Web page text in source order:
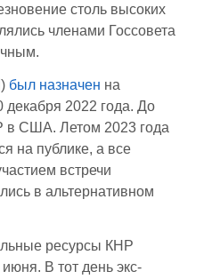
столь высоких
членами Госсовета
был назначен на
2022 года. До
в США. Летом 2023 года
на публике, а все
встречи
в альтернативном
ресурсы КНР
В тот день экс-